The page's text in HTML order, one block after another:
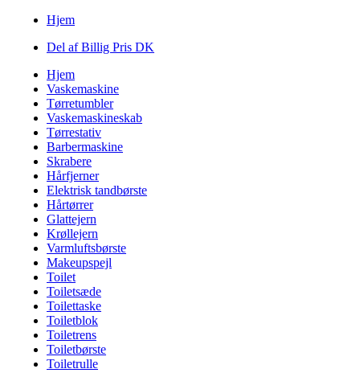
Hjem
Del af Billig Pris DK
Hjem
Vaskemaskine
Tørretumbler
Vaskemaskineskab
Tørrestativ
Barbermaskine
Skrabere
Hårfjerner
Elektrisk tandbørste
Hårtørrer
Glattejern
Krøllejern
Varmluftsbørste
Makeupspejl
Toilet
Toiletsæde
Toilettaske
Toiletblok
Toiletrens
Toiletbørste
Toiletrulle